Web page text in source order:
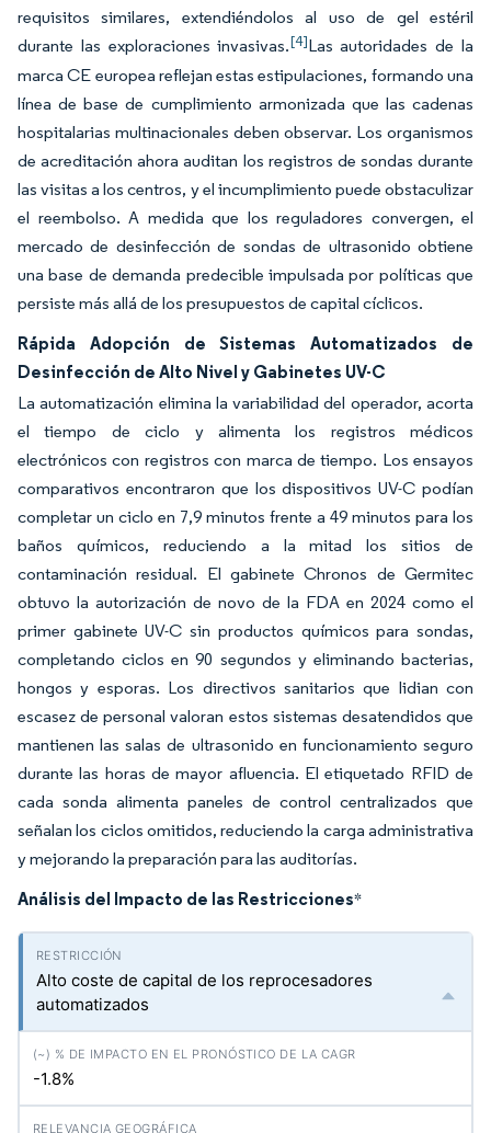
requisitos similares, extendiéndolos al uso de gel estéril
durante las exploraciones invasivas.[4]Las autoridades de la
marca CE europea reflejan estas estipulaciones, formando una
línea de base de cumplimiento armonizada que las cadenas
hospitalarias multinacionales deben observar. Los organismos
de acreditación ahora auditan los registros de sondas durante
las visitas a los centros, y el incumplimiento puede obstaculizar
el reembolso. A medida que los reguladores convergen, el
mercado de desinfección de sondas de ultrasonido obtiene
una base de demanda predecible impulsada por políticas que
persiste más allá de los presupuestos de capital cíclicos.
Rápida Adopción de Sistemas Automatizados de
Desinfección de Alto Nivel y Gabinetes UV-C
La automatización elimina la variabilidad del operador, acorta
el tiempo de ciclo y alimenta los registros médicos
electrónicos con registros con marca de tiempo. Los ensayos
comparativos encontraron que los dispositivos UV-C podían
completar un ciclo en 7,9 minutos frente a 49 minutos para los
baños químicos, reduciendo a la mitad los sitios de
contaminación residual. El gabinete Chronos de Germitec
obtuvo la autorización de novo de la FDA en 2024 como el
primer gabinete UV-C sin productos químicos para sondas,
completando ciclos en 90 segundos y eliminando bacterias,
hongos y esporas. Los directivos sanitarios que lidian con
escasez de personal valoran estos sistemas desatendidos que
mantienen las salas de ultrasonido en funcionamiento seguro
durante las horas de mayor afluencia. El etiquetado RFID de
cada sonda alimenta paneles de control centralizados que
señalan los ciclos omitidos, reduciendo la carga administrativa
y mejorando la preparación para las auditorías.
Análisis del Impacto de las Restricciones*
Alto coste de capital de los reprocesadores
automatizados
-1.8%